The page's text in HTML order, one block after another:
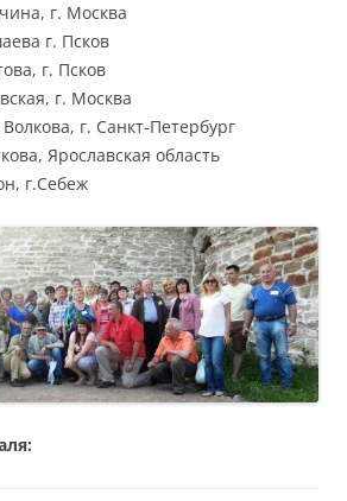
г. Москва
г. Псков
г. Псков
г. Москва
г. Санкт-Петербург
Ярославская область
г.Себеж